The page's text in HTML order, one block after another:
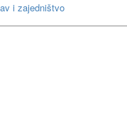
i zajedništvo